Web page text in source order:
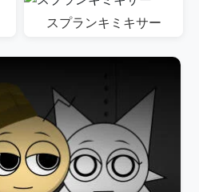
スプランキミキサー